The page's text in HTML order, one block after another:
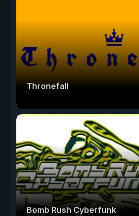
Thronefall
Bomb Rush Cyberfunk